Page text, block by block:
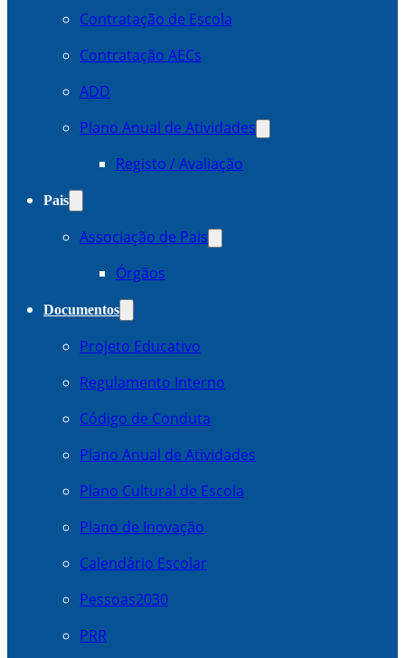
Contratação de Escola
Contratação AECs
ADD
Plano Anual de Atividades
Registo / Avaliação
Pais
Associação de Pais
Órgãos
Documentos
Projeto Educativo
Regulamento Interno
Código de Conduta
Plano Anual de Atividades
Plano Cultural de Escola
Plano de Inovação
Calendário Escolar
Pessoas2030
PRR